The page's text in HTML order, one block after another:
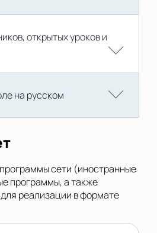
открытых уроков и
на русском
на русском
1 уровень
школе на русском
2 уровень
на русском Чтение и
сети (иностранные
программы, а также
реализации в формате